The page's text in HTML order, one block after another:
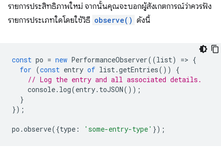
รายการประสิทธิภาพใหม่ จากนั้นคุณจะบอกผู้สังเกตการณ์ว่าควรฟัง
รายการประเภทใดโดยใช้วิธี observe() ดังนี้
const po = new PerformanceObserver((list) => {
for (const entry of list.getEntries())
{
// Log the entry and all associated details.
console. log(entry. toJSON());
}
});
po .observe({type : 'some-entry-type' });